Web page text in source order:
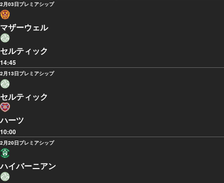
2月03日プレミアシップ
マザーウェル
セルティック
14:45
2月13日プレミアシップ
セルティック
ハーツ
10:00
2月20日プレミアシップ
ハイバーニアン